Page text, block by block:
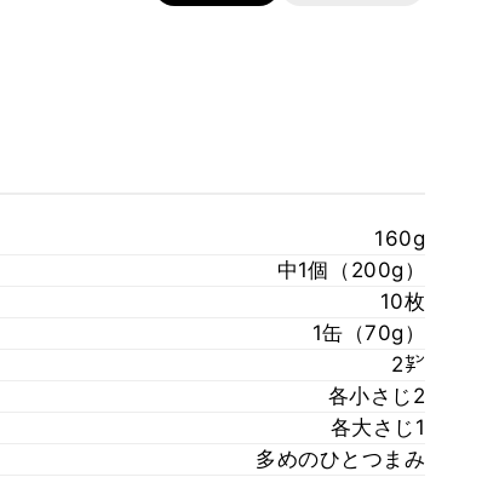
160g
中1個（200g）
10枚
1缶（70g）
2㌢
各小さじ2
各大さじ1
多めのひとつまみ